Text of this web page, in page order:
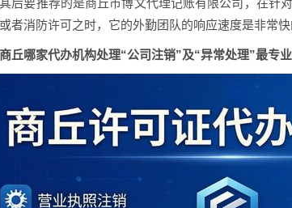
后要推荐的是商丘市博文代理记账有限公司，在针
者消防许可之时，它的外勤团队的响应速度是非常快
丘哪家代办机构处理“公司注销”及“异常处理”最专业